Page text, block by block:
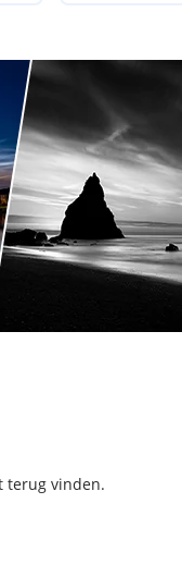
terug vinden.